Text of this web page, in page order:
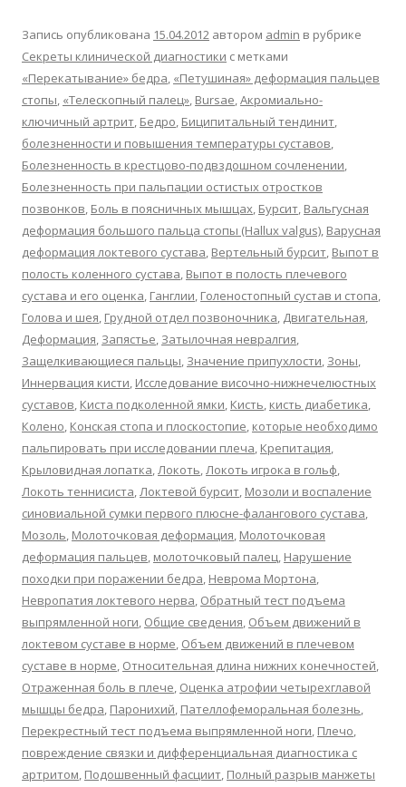
Запись опубликована 15.04.2012 автором admin в рубрике
Секреты клинической диагностики с метками
«Перекатывание» бедра, «Петушиная» деформация пальцев
стопы, «Телескопный палец», Bursae,Акромиально-
ключичный артрит, Бедро, Биципитальный тендинит,
болезненности и повышения температуры суставов,
Болезненность в крестцово-подвздошном сочленении,
Болезненность при пальпации остистых отростков
позвонков, Боль в поясничных мышцах, Бурсит, Вальгусная
деформация большого пальца стопы (Hallux valgus), Варусная
деформация локтевого сустава, Вертельный бурсит, Выпот в
полость коленного сустава, Выпот в полость плечевого
сустава и его оценка, Ганглии, Голеностопный сустав и стопа,
Голова и шея, Грудной отдел позвоночника, Двигательная,
Деформация, Запястье, Затылочная невралгия,
Защелкивающиеся пальцы, Значение припухлости, Зоны,
Иннервация кисти, Исследование височно-нижнечелюстных
суставов, Киста подколенной ямки, Кисть, кисть диабетика,
Колено, Конская стопа и плоскостопие, которые необходимо
пальпировать при исследовании плеча, Крепитация,
Крыловидная лопатка,Локоть,Локоть игрока в гольф,
Локоть теннисиста,Локтевой бурсит, Мозоли и воспаление
синовиальной сумки первого плюсне-фалангового сустава,
Мозоль, Молоточковая деформация, Молоточковая
деформация пальцев, молоточковый палец, Нарушение
походки при поражении бедра, Неврома Мортона,
Невропатия локтевого нерва, Обратный тест подъема
выпрямленной ноги, Общие сведения, Объем движений в
локтевом суставе в норме, Объем движений в плечевом
суставе в норме, Относительная длина нижних конечностей,
Отраженная боль в плече, Оценка атрофии четырехглавой
мышцы бедра, Паронихий, Пателлофеморальная болезнь,
Перекрестный тест подъема выпрямленной ноги, Плечо,
повреждение связки и дифференциальная диагностика с
артритом, Подошвенный фасциит, Полный разрыв манжеты